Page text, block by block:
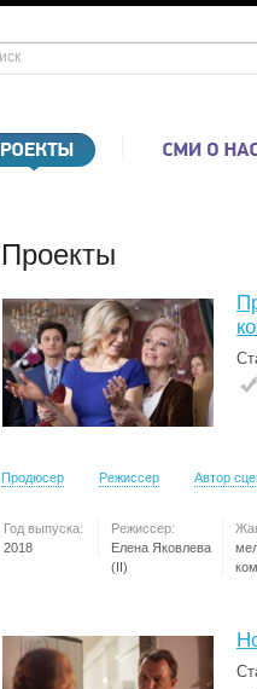
Проекты
Продюсер Режиссер Автор
Год выпуска:
2018
Режиссер:
Елена Яковлева
(II)